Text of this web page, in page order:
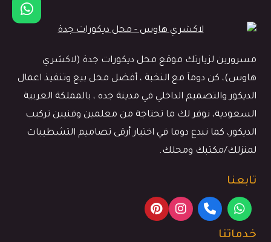
تصميم
ديكور
مسرورين لزيارتك موقع محل ديكورات جدة (لاكشري
هاوس)، كن دوماَ مع النخبة ، أفضل محل بيع وتنفيذ اعمال
الديكور والتصميم الداخلي في مدينة جده ، بالمملكة العربية
السعودية، نوفر لك ما تحتاجة من معلمين وفنيين تركيب
الديكور، كما نبدع دوما في اختيار أرقى تصاميم التشطيبات
لمنزلك/مكتبك ومحلك.
تابعنا
خدماتنا